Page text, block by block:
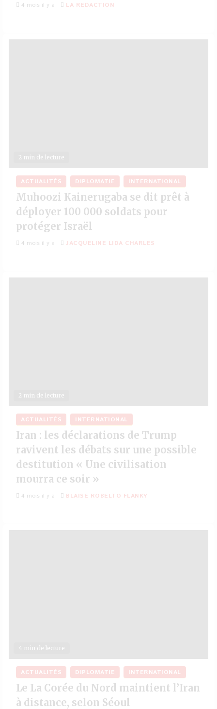
4 mois il y a LA REDACTION
2 min de lecture
ACTUALITÉS DIPLOMATIE INTERNATIONAL
Muhoozi Kainerugaba se dit prêt à
déployer 100 000 soldats pour
protéger Israël
4 mois il y a JACQUELINE LIDA CHARLES
2 min de lecture
ACTUALITÉS INTERNATIONAL
Iran : les déclarations de Trump
ravivent les débats sur une possible
destitution « Une civilisation
mourra ce soir »
4 mois il y a BLAISE ROBELTO FLANKY
4 min de lecture
ACTUALITÉS DIPLOMATIE INTERNATIONAL
Le La Corée du Nord maintient l’Iran
à distance, selon Séoul